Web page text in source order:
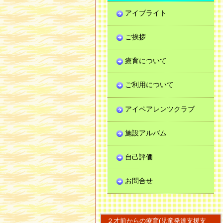
アイブライト
ご挨拶
療育について
ご利用について
アイペアレンツクラブ
施設アルバム
自己評価
お問合せ
２才前からの療育(児童発達支援支